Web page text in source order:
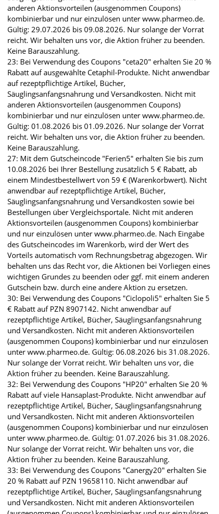
anderen Aktionsvorteilen (ausgenommen Coupons)
kombinierbar und nur einzulösen unter www.pharmeo.de.
Gültig: 29.07.2026 bis 09.08.2026. Nur solange der Vorrat
reicht. Wir behalten uns vor, die Aktion früher zu beenden.
Keine Barauszahlung.
23: Bei Verwendung des Coupons "ceta20" erhalten Sie 20 %
Rabatt auf ausgewählte Cetaphil-Produkte. Nicht anwendbar
auf rezeptpflichtige Artikel, Bücher,
Säuglingsanfangsnahrung und Versandkosten. Nicht mit
anderen Aktionsvorteilen (ausgenommen Coupons)
kombinierbar und nur einzulösen unter www.pharmeo.de.
Gültig: 01.08.2026 bis 01.09.2026. Nur solange der Vorrat
reicht. Wir behalten uns vor, die Aktion früher zu beenden.
Keine Barauszahlung.
27: Mit dem Gutscheincode "Ferien5" erhalten Sie bis zum
10.08.2026 bei Ihrer Bestellung zusätzlich 5 € Rabatt, ab
einem Mindestbestellwert von 59 € (Warenkorbwert). Nicht
anwendbar auf rezeptpflichtige Artikel, Bücher,
Säuglingsanfangsnahrung und Versandkosten sowie bei
Bestellungen über Vergleichsportale. Nicht mit anderen
Aktionsvorteilen (ausgenommen Coupons) kombinierbar
und nur einzulösen unter www.pharmeo.de. Nach Eingabe
des Gutscheincodes im Warenkorb, wird der Wert des
Vorteils automatisch vom Rechnungsbetrag abgezogen. Wir
behalten uns das Recht vor, die Aktionen bei Vorliegen eines
wichtigen Grundes zu beenden oder ggf. mit einem anderen
Gutschein bzw. durch eine andere Aktion zu ersetzen.
30: Bei Verwendung des Coupons "Ciclopoli5" erhalten Sie 5
€ Rabatt auf PZN 8907142. Nicht anwendbar auf
rezeptpflichtige Artikel, Bücher, Säuglingsanfangsnahrung
und Versandkosten. Nicht mit anderen Aktionsvorteilen
(ausgenommen Coupons) kombinierbar und nur einzulösen
unter www.pharmeo.de. Gültig: 06.08.2026 bis 31.08.2026.
Nur solange der Vorrat reicht. Wir behalten uns vor, die
Aktion früher zu beenden. Keine Barauszahlung.
32: Bei Verwendung des Coupons "HP20" erhalten Sie 20 %
Rabatt auf viele Hansaplast-Produkte. Nicht anwendbar auf
rezeptpflichtige Artikel, Bücher, Säuglingsanfangsnahrung
und Versandkosten. Nicht mit anderen Aktionsvorteilen
(ausgenommen Coupons) kombinierbar und nur einzulösen
unter www.pharmeo.de. Gültig: 01.07.2026 bis 31.08.2026.
Nur solange der Vorrat reicht. Wir behalten uns vor, die
Aktion früher zu beenden. Keine Barauszahlung.
33: Bei Verwendung des Coupons "Canergy20" erhalten Sie
20 % Rabatt auf PZN 19658110. Nicht anwendbar auf
rezeptpflichtige Artikel, Bücher, Säuglingsanfangsnahrung
und Versandkosten. Nicht mit anderen Aktionsvorteilen